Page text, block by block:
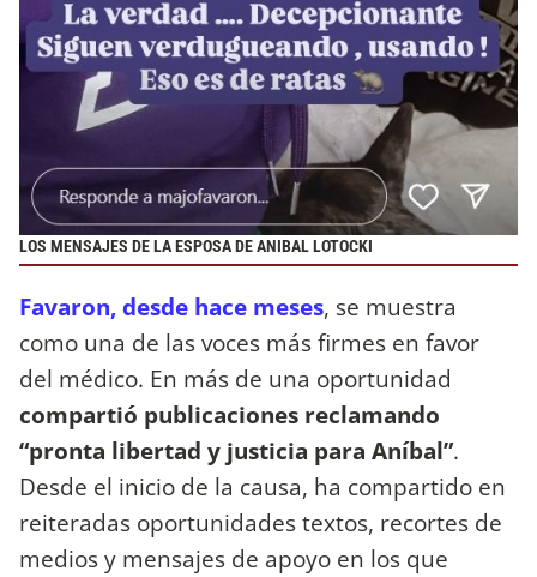
LOS MENSAJES DE LA ESPOSA DE ANIBAL LOTOCKI
Favaron, desde hace meses, se muestra
como una de las voces más firmes en favor
del médico. En más de una oportunidad
compartió publicaciones reclamando
“pronta libertad y justicia para Aníbal”.
Desde el inicio de la causa, ha compartido en
reiteradas oportunidades textos, recortes de
medios y mensajes de apoyo en los que